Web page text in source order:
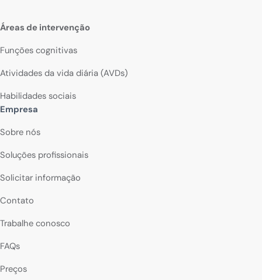
Áreas de intervenção
Funções cognitivas
Atividades da vida diária (AVDs)
Habilidades sociais
Empresa
Sobre nós
Soluções profissionais
Solicitar informação
Contato
Trabalhe conosco
FAQs
Preços